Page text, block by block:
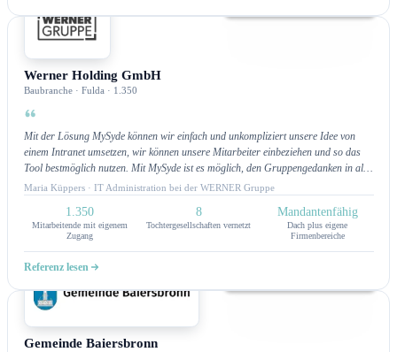
Intranet
Werner Holding GmbH
Baubranche · Fulda · 1.350
Mit der Lösung MySyde können wir einfach und unkompliziert unsere Idee von
einem Intranet umsetzen, wir können unsere Mitarbeiter einbeziehen und so das
Tool bestmöglich nutzen. Mit MySyde ist es möglich, den Gruppengedanken in alle
unsere Tochterfirmen zutragen und zu leben. Das System ist so aufgebaut, dass
sich auch Nicht-IT'ler super einfach und schnell zurechtfinden können. Außerdem
ist der Kundensupport 1A. Die Reaktionszeit ist super schnell und bis jetzt konnte
jedes Problem gelöst werden.
Maria Küppers · IT Administration bei der WERNER Gruppe
1.350
Mitarbeitende mit eigenem
Zugang
8
Tochtergesellschaften vernetzt
Mandantenfähig
Dach plus eigene
Firmenbereiche
Referenz lesen
Intranet
Gemeinde Baiersbronn